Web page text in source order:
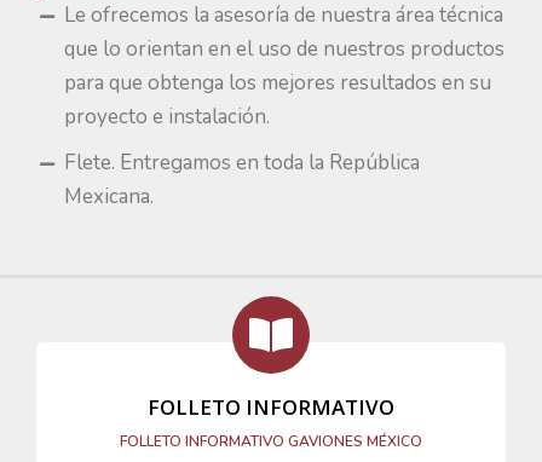
Le ofrecemos la asesoría de nuestra área técnica
que lo orientan en el uso de nuestros productos
para que obtenga los mejores resultados en su
proyecto e instalación.
Flete. Entregamos en toda la República
Mexicana.
FOLLETO INFORMATIVO
FOLLETO INFORMATIVO GAVIONES MÉXICO